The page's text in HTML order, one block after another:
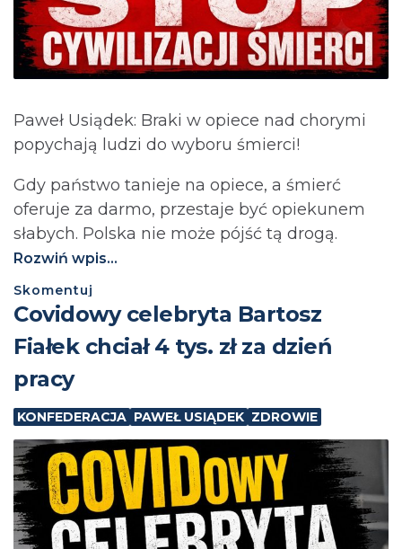
Paweł Usiądek: Braki w opiece nad chorymi
popychają ludzi do wyboru śmierci!
Gdy państwo tanieje na opiece, a śmierć
oferuje za darmo, przestaje być opiekunem
słabych. Polska nie może pójść tą drogą.⁩
Rozwiń wpis...
Skomentuj
Covidowy celebryta Bartosz
Fiałek chciał 4 tys. zł za dzień
pracy
KONFEDERACJA PAWEŁ USIĄDEK ZDROWIE